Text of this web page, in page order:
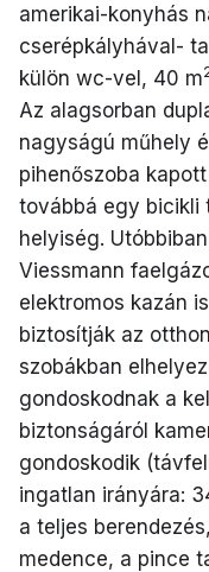
amerikai-konyhás
cserépkályhával-
külön wc-vel, 40 m
Az alagsorban
nagyságú műhely
pihenőszoba
továbbá egy bicikli
helyiség.
Viessmann
elektromos kazán
biztosítják az
szobákban
gondoskodnak a
biztonságáról
gondoskodik
ingatlan irányára:
a teljes
medence, a pince